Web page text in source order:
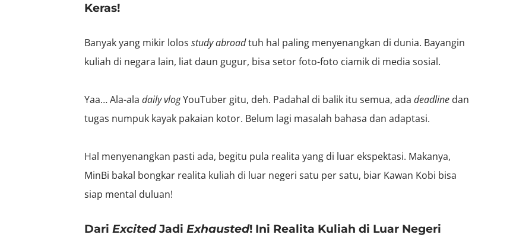
Keras!
Banyak yang mikir lolos study abroadtuh hal paling menyenangkan di dunia. Bayangin
kuliah di negara lain, liat daun gugur, bisa setor foto-foto ciamik di media sosial.
Yaa… Ala-ala daily vlogYouTuber gitu, deh. Padahal di balik itu semua, ada deadline dan
tugas numpuk kayak pakaian kotor. Belum lagi masalah bahasa dan adaptasi.
Hal menyenangkan pasti ada, begitu pula realita yang di luar ekspektasi. Makanya,
MinBi bakal bongkar realita kuliah di luar negeri satu per satu, biar Kawan Kobi bisa
siap mental duluan!
Dari ExcitedJadi Exhausted! Ini Realita Kuliah di Luar Negeri